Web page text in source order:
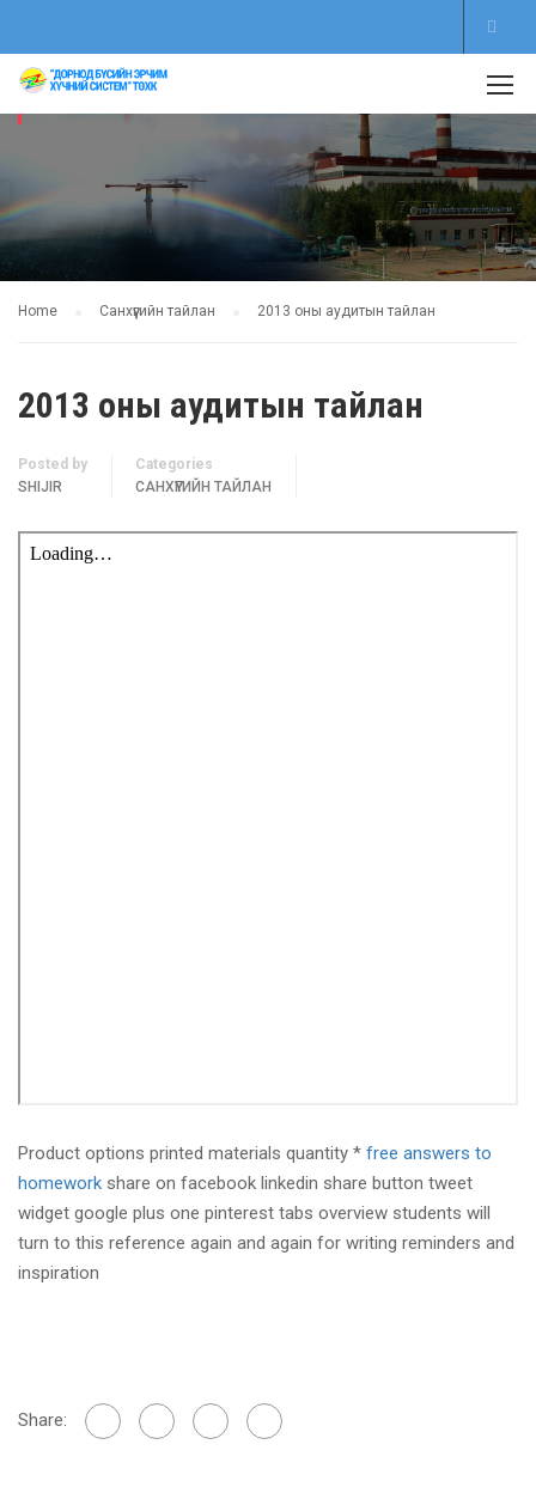
САНХҮҮГИЙН ТАЙЛАН
Home Санхүүгийн тайлан 2013 оны аудитын тайлан
2013 оны аудитын тайлан
Posted by
SHIJIR
Categories
САНХҮҮГИЙН ТАЙЛАН
Product options printed materials quantity * free answers to
homework share on facebook linkedin share button tweet
widget google plus one pinterest tabs overview students will
turn to this reference again and again for writing reminders and
inspiration
Share: